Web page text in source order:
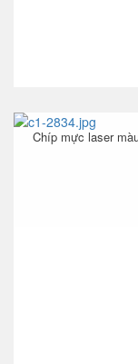
Chíp mực laser